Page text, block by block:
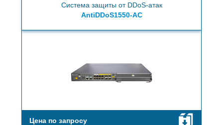
Система защиты от DDoS-атак
AntiDDoS1550-AC
Цена по запросу